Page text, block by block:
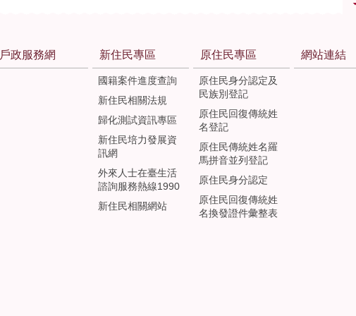
戶政服務網 新住民專區
國籍案件進度查詢
新住民相關法規
歸化測試資訊專區
新住民培力發展資
訊網
外來人士在臺生活
諮詢服務熱線1990
新住民相關網站
原住民專區
原住民身分認定及
民族別登記
原住民回復傳統姓
名登記
原住民傳統姓名羅
馬拼音並列登記
原住民身分認定
原住民回復傳統姓
名換發證件彙整表
網站連結